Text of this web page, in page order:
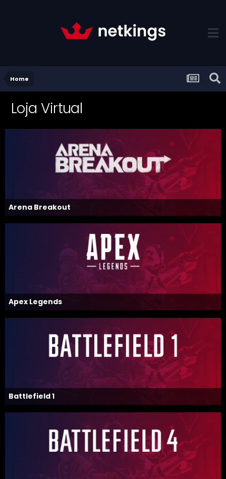
Home
Loja Virtual
Arena Breakout
Apex Legends
Battlefield 1